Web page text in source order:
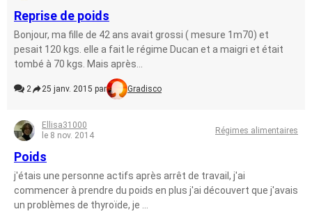
Reprise de poids
Bonjour, ma fille de 42 ans avait grossi ( mesure 1m70) et
pesait 120 kgs. elle a fait le régime Ducan et a maigri et était
tombé à 70 kgs. Mais après...
2 25 janv. 2015 par Gradisco
Ellisa31000
le 8 nov. 2014
Régimes alimentaires
Poids
j'étais une personne actifs après arrêt de travail, j'ai
commencer à prendre du poids en plus j'ai découvert que j'avais
un problèmes de thyroïde, je ...